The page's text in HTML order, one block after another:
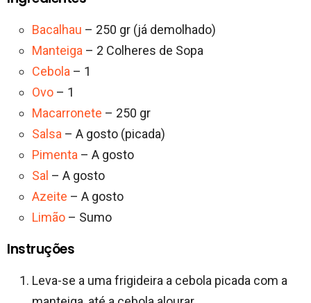
Bacalhau – 250 gr (já demolhado)
Manteiga – 2 Colheres de Sopa
Cebola – 1
Ovo – 1
Macarronete – 250 gr
Salsa – A gosto (picada)
Pimenta – A gosto
Sal – A gosto
Azeite – A gosto
Limão – Sumo
Instruções
Leva-se a uma frigideira a cebola picada com a